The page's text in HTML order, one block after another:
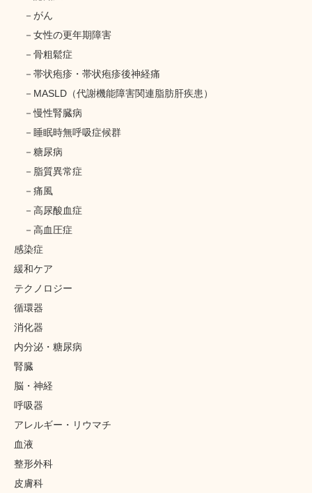
がん
女性の更年期障害
骨粗鬆症
帯状疱疹・帯状疱疹後神経痛
MASLD（代謝機能障害関連脂肪肝疾患）
慢性腎臓病
睡眠時無呼吸症候群
糖尿病
脂質異常症
痛風
高尿酸血症
高血圧症
感染症
緩和ケア
テクノロジー
循環器
消化器
内分泌・糖尿病
腎臓
脳・神経
呼吸器
アレルギー・リウマチ
血液
整形外科
皮膚科